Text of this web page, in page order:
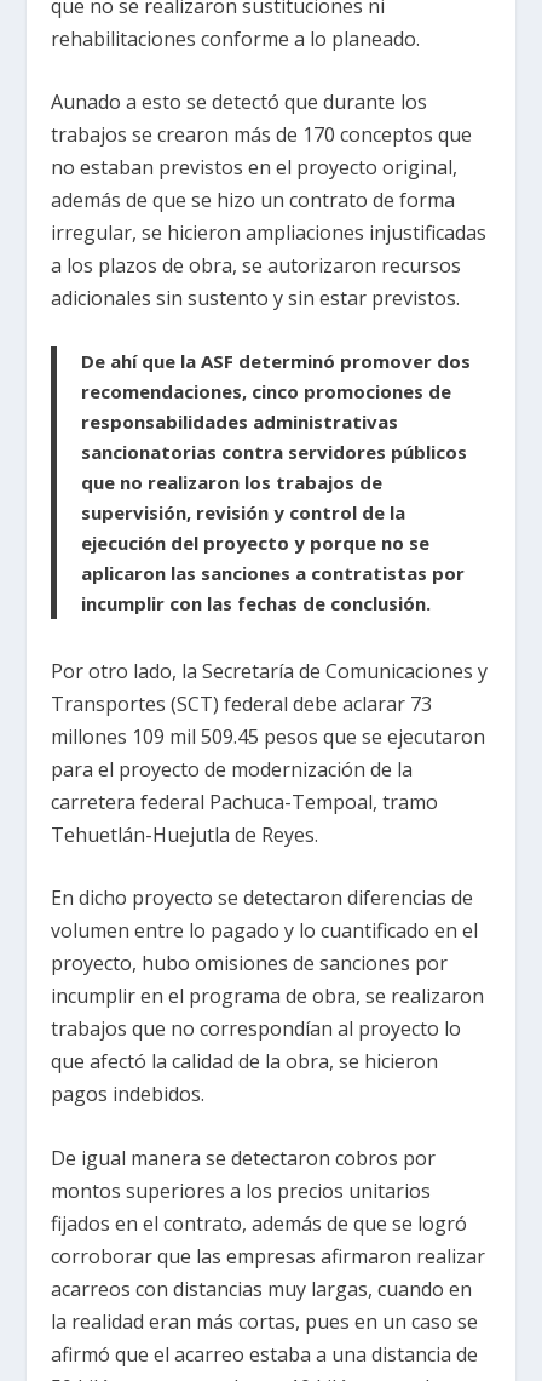
que no se realizaron sustituciones ni
rehabilitaciones conforme a lo planeado.
Aunado a esto se detectó que durante los
trabajos se crearon más de 170 conceptos que
no estaban previstos en el proyecto original,
además de que se hizo un contrato de forma
irregular, se hicieron ampliaciones injustificadas
a los plazos de obra, se autorizaron recursos
adicionales sin sustento y sin estar previstos.
De ahí que la ASF determinó promover dos
recomendaciones, cinco promociones de
responsabilidades administrativas
sancionatorias contra servidores públicos
que no realizaron los trabajos de
supervisión, revisión y control de la
ejecución del proyecto y porque no se
aplicaron las sanciones a contratistas por
incumplir con las fechas de conclusión.
Por otro lado, la Secretaría de Comunicaciones y
Transportes (SCT) federal debe aclarar 73
millones 109 mil 509.45 pesos que se ejecutaron
para el proyecto de modernización de la
carretera federal Pachuca-Tempoal, tramo
Tehuetlán-Huejutla de Reyes.
En dicho proyecto se detectaron diferencias de
volumen entre lo pagado y lo cuantificado en el
proyecto, hubo omisiones de sanciones por
incumplir en el programa de obra, se realizaron
trabajos que no correspondían al proyecto lo
que afectó la calidad de la obra, se hicieron
pagos indebidos.
De igual manera se detectaron cobros por
montos superiores a los precios unitarios
fijados en el contrato, además de que se logró
corroborar que las empresas afirmaron realizar
acarreos con distancias muy largas, cuando en
la realidad eran más cortas, pues en un caso se
afirmó que el acarreo estaba a una distancia de